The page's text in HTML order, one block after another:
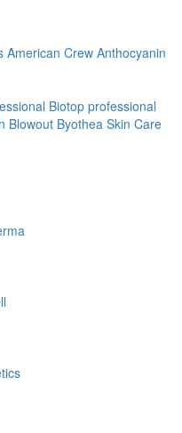
American Crew Anthocyanin
Biotop professional
Blowout Byothea Skin Care